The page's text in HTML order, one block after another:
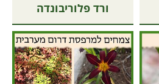
ורד פלוריבונדה